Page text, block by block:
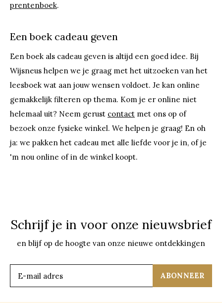
prentenboek.
Een boek cadeau geven
Een boek als cadeau geven is altijd een goed idee. Bij
Wijsneus helpen we je graag met het uitzoeken van het
leesboek wat aan jouw wensen voldoet. Je kan online
gemakkelijk filteren op thema. Kom je er online niet
helemaal uit? Neem gerust contact met ons op of
bezoek onze fysieke winkel. We helpen je graag! En oh
ja: we pakken het cadeau met alle liefde voor je in, of je
'm nou online of in de winkel koopt.
Schrijf je in voor onze nieuwsbrief
en blijf op de hoogte van onze nieuwe ontdekkingen
ABONNEER